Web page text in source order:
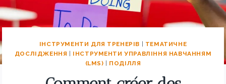
ІНСТРУМЕНТИ ДЛЯ ТРЕНЕРІВ | ТЕМАТИЧНЕ
ДОСЛІДЖЕННЯ | ІНСТРУМЕНТИ УПРАВЛІННЯ НАВЧАННЯМ
(LMS) | ПОДІЛЛЯ